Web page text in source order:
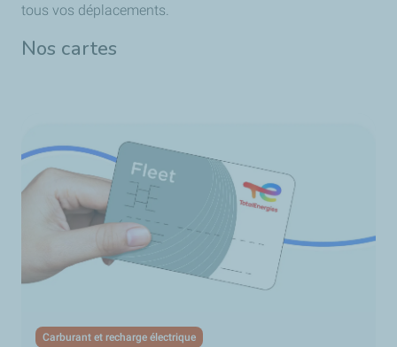
tous vos déplacements.
Nos cartes
Carburant et recharge électrique